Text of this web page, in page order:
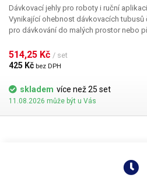
Dávkovací jehly pro roboty i ruční
Vynikající ohebnost dávkovacích tubusů
pro dávkování do malých prostor nebo
popřípadě hrozí poškození obrobku
jehly.
514,25 Kč / set
425 Kč bez DPH
skladem více než 25 set
11.08.2026 může být u Vás